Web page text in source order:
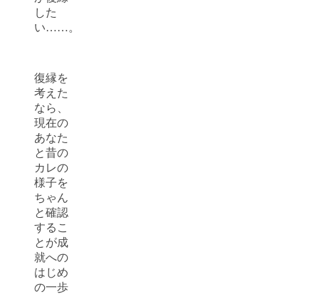
した
い……。
復縁を
考えた
なら、
現在の
あなた
と昔の
カレの
様子を
ちゃん
と確認
するこ
とが成
就への
はじめ
の一歩